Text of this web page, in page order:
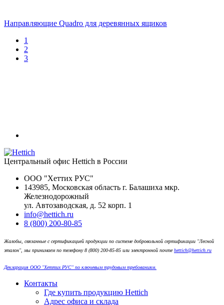
Направляющие Quadro для деревянных ящиков
1
2
3
Центральный офис Hettich в России
ООО "Хеттих РУС"
143985, Московская область г. Балашиха мкр.
Железнодорожный
ул. Автозаводская, д. 52 корп. 1
info@hettich.ru
8 (800) 200-80-85
Жалобы, связанные с сертификацией продукции по системе добровольной сертификации "Лесной
эталон", мы принимаем по телефону 8 (800) 200-85-85 или электронной почтеhettich@hettich.ru
Декларация ООО "Хеттих РУС" по ключевым трудовым требованиям.
Контакты
Где купить продукцию Hettich
Адрес офиса и склада